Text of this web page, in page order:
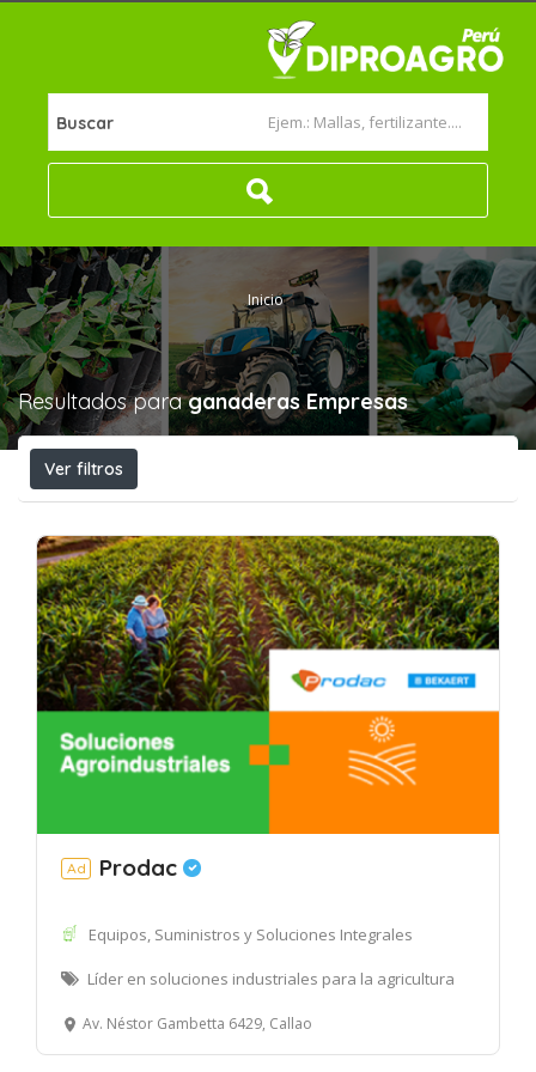
Buscar
Inicio
Resultados paraganaderas Empresas
Ver filtros
Ad Prodac
Equipos, Suministros y Soluciones Integrales
Líder en soluciones industriales para la agricultura
Av. Néstor Gambetta 6429, Callao